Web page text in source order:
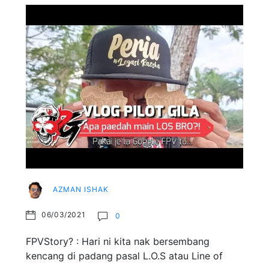
AZMAN ISHAK
06/03/2021 0
FPVStory? : Hari ni kita nak bersembang
kencang di padang pasal L.O.S atau Line of